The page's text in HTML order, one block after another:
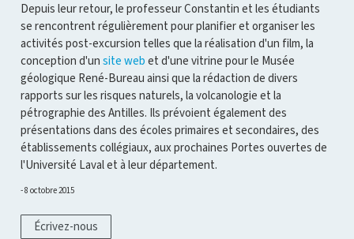
Depuis leur retour, le professeur Constantin et les étudiants
se rencontrent régulièrement pour planifier et organiser les
activités post-excursion telles que la réalisation d'un film, la
conception d'un site web et d'une vitrine pour le Musée
géologique René-Bureau ainsi que la rédaction de divers
rapports sur les risques naturels, la volcanologie et la
pétrographie des Antilles. Ils prévoient également des
présentations dans des écoles primaires et secondaires, des
établissements collégiaux, aux prochaines Portes ouvertes de
l'Université Laval et à leur département.
8 octobre 2015
Écrivez-nous